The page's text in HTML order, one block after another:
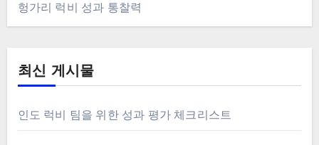
헝가리 럭비 성과 통찰력
최신 게시물
인도 럭비 팀을 위한 성과 평가 체크리스트